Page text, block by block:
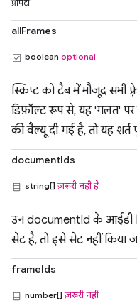
प्रॉपर्टी
allFrames
boolean optional
स्क्रिप्ट को टैब में मौजूद सभी
डिफ़ॉल्ट रूप से, यह 'गलत' पर
की वैल्यू दी गई है, तो यह शर्त
documentIds
string[]ज़रूरी नहीं है
उन documentId के आईडी
सेट है, तो इसे सेट नहीं किया
frameIds
number[]ज़रूरी नहीं